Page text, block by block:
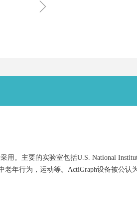
ꁇ
。主要的实验室包括U.S. National
年行为，运动等。ActiGraph设备被公